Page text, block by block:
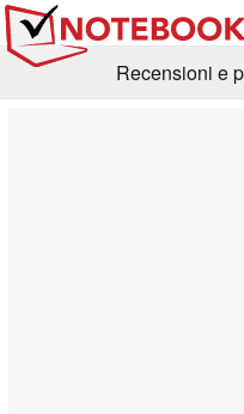
Recensioni e